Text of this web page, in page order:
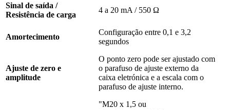
Sinal de saída /
Resistência de carga
4 a 20 mA / 550 Ω
Amortecimento
Configuração entre 0,1 e 3,2
segundos
Ajuste de zero e
amplitude
O ponto zero pode ser ajustado com
o parafuso de ajuste externo da
caixa eletrónica e a escala com o
parafuso de ajuste interno.
"M20 x 1,5 ou